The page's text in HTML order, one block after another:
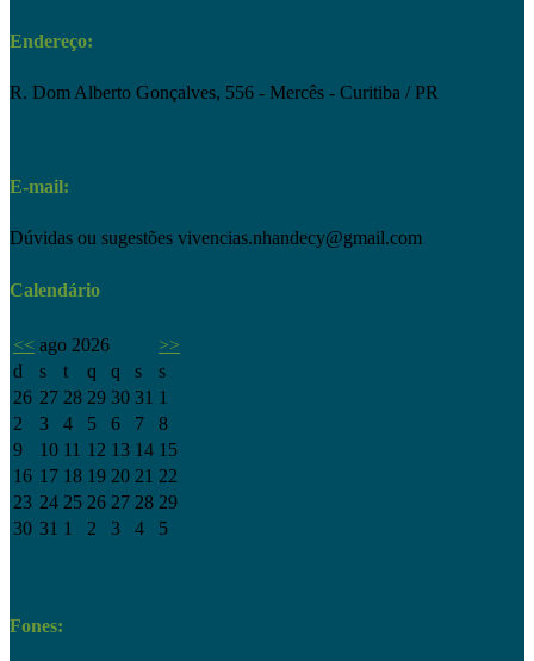
Endereço:
R. Dom Alberto Gonçalves, 556 - Mercês - Curitiba / PR
E-mail:
Dúvidas ou sugestões vivencias.nhandecy@gmail.com
Calendário
<< ago 2026
>>
d
s t q q s
s
26 27 28 29 30 31 1
2
3 4 5 6 7
8
9
10 11 12 13 14 15
16 17 18 19 20 21 22
23 24 25 26 27 28 29
30 31 1 2 3 4 5
Fones: